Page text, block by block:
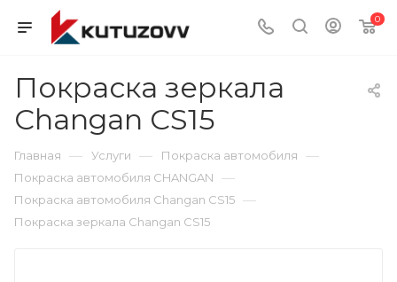
0
Покраска зеркала
Changan CS15
Главная — Услуги — Покраска автомобиля —
Покраска автомобиля CHANGAN —
Покраска автомобиля Changan CS15 —
Покраска зеркала Changan CS15